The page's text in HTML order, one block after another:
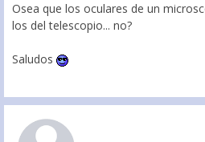
Osea que los oculares de un
los del telescopio... no?
Saludos